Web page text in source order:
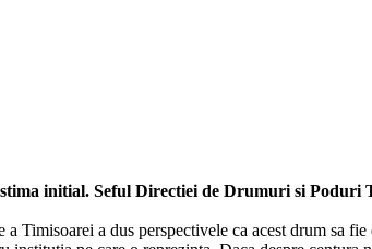
initial. Seful Directiei de Drumuri si Poduri
a dus perspectivele ca acest drum sa